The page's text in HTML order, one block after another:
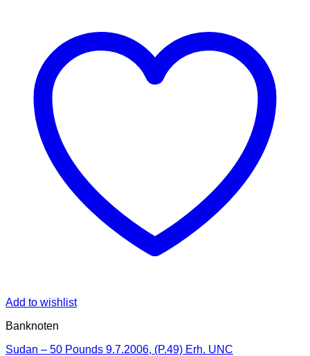
Add to wishlist
Banknoten
Sudan – 50 Pounds 9.7.2006, (P.49) Erh. UNC